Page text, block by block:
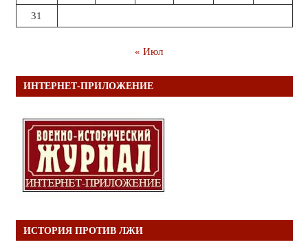
31
« Июл
ИНТЕРНЕТ-ПРИЛОЖЕНИЕ
ИСТОРИЯ ПРОТИВ ЛЖИ